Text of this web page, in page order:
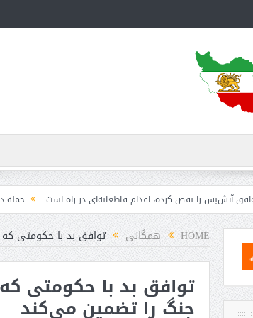
نقض کرده، اقدام قاطعانه‌ای در راه است حمله دوباره
HOME همگانی توافق بد با حکومتی
توافق بد با حکومتی
جنگ را تضمین می‌کند